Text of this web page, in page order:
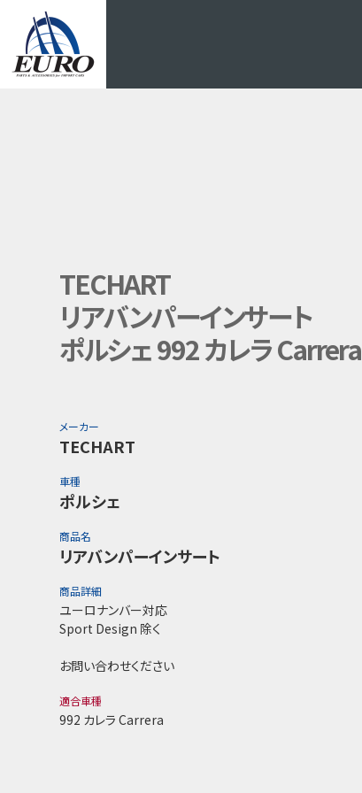
TECHART
リアバンパーインサート
ポルシェ 992 カレラ Carrera
メーカー
TECHART
車種
ポルシェ
商品名
リアバンパーインサート
商品詳細
ユーロナンバー対応
Sport Design 除く
お問い合わせください
適合車種
992 カレラ Carrera